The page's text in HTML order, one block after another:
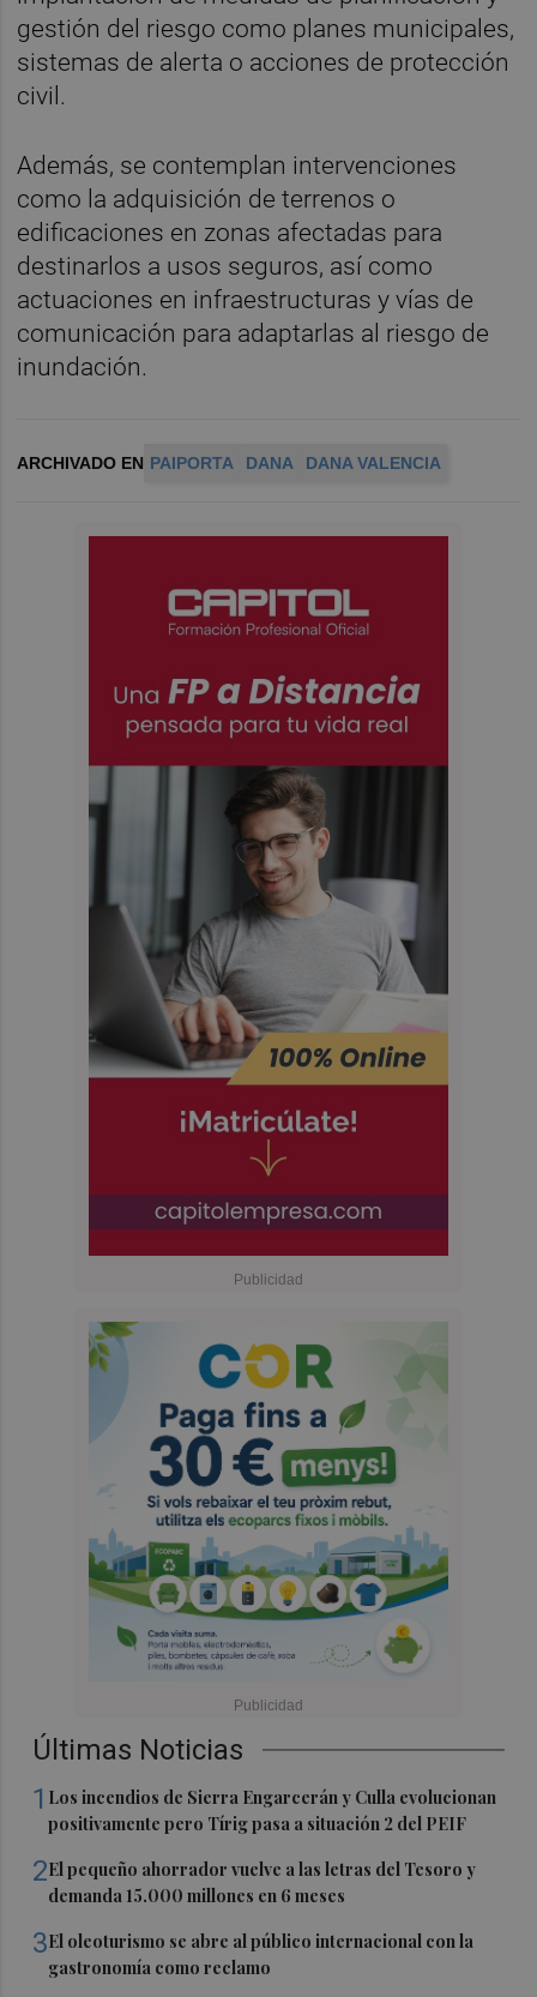
Últimas Noticias
1 Los incendios de Sierra Engarcerán y Culla evolucionan
positivamente pero Tírig pasa a situación 2 del PEIF
2El pequeño ahorrador vuelve a las letras del Tesoro y
demanda 15.000 millones en 6 meses
3El oleoturismo se abre al público internacional con la
gastronomía como reclamo
gestión del riesgo como planes municipales,
sistemas de alerta o acciones de protección
civil.
Además, se contemplan intervenciones
como la adquisición de terrenos o
edificaciones en zonas afectadas para
destinarlos a usos seguros, así como
actuaciones en infraestructuras y vías de
comunicación para adaptarlas al riesgo de
inundación.
ARCHIVADO EN PAIPORTA DANA DANA VALENCIA